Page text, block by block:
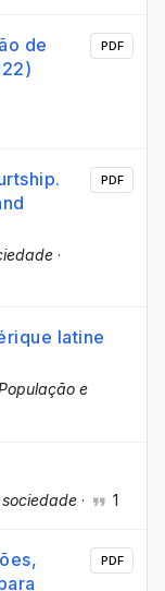
de
PDF
·
PDF
latine
e
· 1
PDF